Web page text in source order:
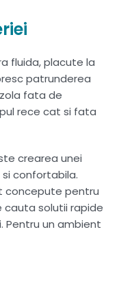
fluida, placute la
patrunderea
fata de
rece cat si fata
crearea unei
confortabila.
concepute pentru
cauta solutii rapide
Pentru un ambient